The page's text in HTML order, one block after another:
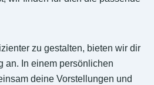
zu gestalten, bieten wir dir
an. In einem persönlichen
deine Vorstellungen und